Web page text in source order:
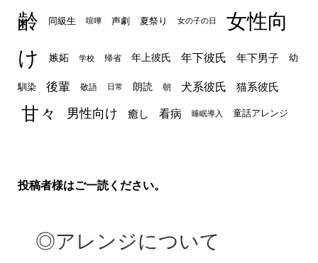
齢
同級生 喧嘩 声劇 夏祭り 女の子の日
女性向
け
嫉妬 学校 帰省 年上彼氏 年下彼氏 年下男子 幼
馴染 後輩 敬語 日常 朗読 朝 犬系彼氏 猫系彼氏
甘々 男性向け 癒し 看病 睡眠導入 童話アレンジ
投稿者様はご一読ください。
◎アレンジについて